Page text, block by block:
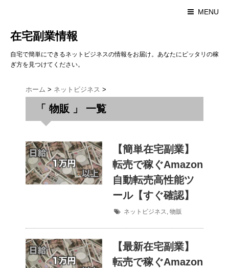
MENU
在宅副業情報
自宅で簡単にできるネットビジネスの情報をお届け。あなたにピッタリの稼
ぎ方を見つけてください。
ホーム > ネットビジネス >
「 物販 」 一覧
【簡単在宅副業】
転売で稼ぐAmazon
自動転売高性能ツ
ール【すぐ確認】
ネットビジネス, 物販
【最新在宅副業】
転売で稼ぐAmazon